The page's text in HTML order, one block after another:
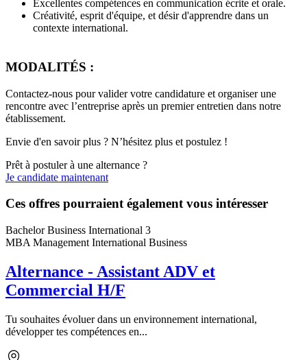
Excellentes compétences en communication écrite et orale.
Créativité, esprit d'équipe, et désir d'apprendre dans un
contexte international.
MODALITÉS :
Contactez-nous pour valider votre candidature et organiser une
rencontre avec l’entreprise après un premier entretien dans notre
établissement.
Envie d'en savoir plus ? N’hésitez plus et postulez !
Prêt à postuler à une alternance ?
Je candidate maintenant
Ces offres pourraient également vous intéresser
Bachelor Business International 3
MBA Management International Business
Alternance - Assistant ADV et
Commercial H/F
Tu souhaites évoluer dans un environnement international,
développer tes compétences en...